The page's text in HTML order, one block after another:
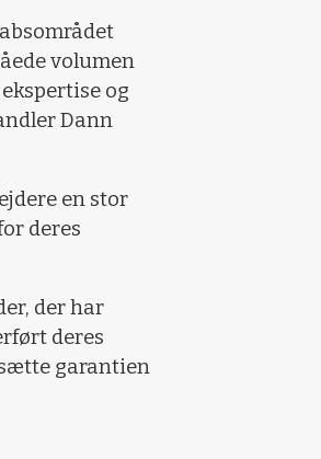
volumen
og
Dann
en stor
deres
der har
deres
garantien